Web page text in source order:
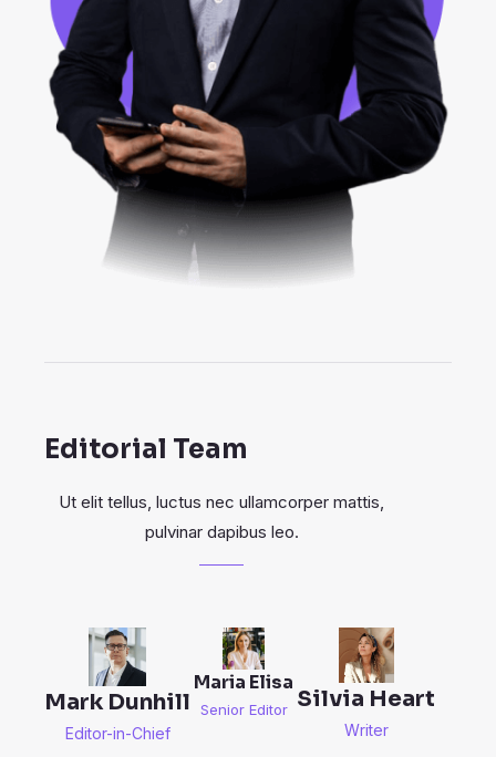
Editorial Team
Ut elit tellus, luctus nec ullamcorper mattis,
pulvinar dapibus leo.
Mark Dunhill
Editor-in-Chief
Maria Elisa
Senior Editor Silvia Heart
Writer